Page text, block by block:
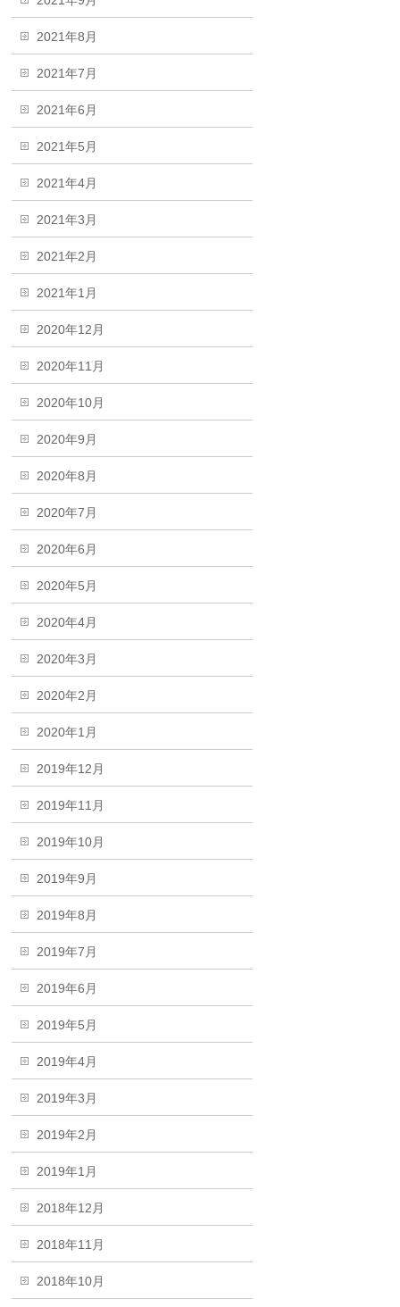
2021年8月
2021年7月
2021年6月
2021年5月
2021年4月
2021年3月
2021年2月
2021年1月
2020年12月
2020年11月
2020年10月
2020年9月
2020年8月
2020年7月
2020年6月
2020年5月
2020年4月
2020年3月
2020年2月
2020年1月
2019年12月
2019年11月
2019年10月
2019年9月
2019年8月
2019年7月
2019年6月
2019年5月
2019年4月
2019年3月
2019年2月
2019年1月
2018年12月
2018年11月
2018年10月